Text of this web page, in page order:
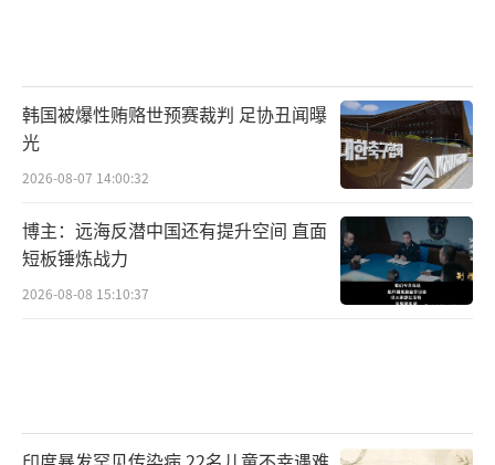
韩国被爆性贿赂世预赛裁判 足协丑闻曝
光
2026-08-07 14:00:32
博主：远海反潜中国还有提升空间 直面
短板锤炼战力
2026-08-08 15:10:37